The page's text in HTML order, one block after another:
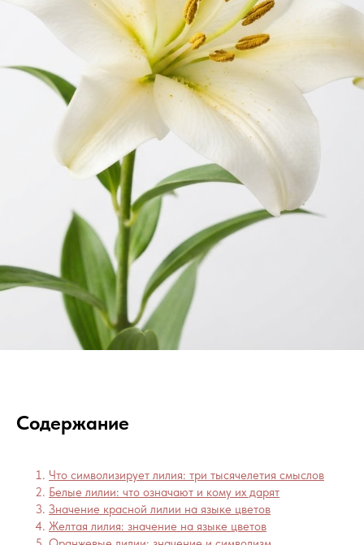
Содержание
Что символизирует лилия: три тысячелетия смыслов
Белые лилии: что означают и кому их дарят
Значение красной лилии на языке цветов
Желтая лилия: значение на языке цветов